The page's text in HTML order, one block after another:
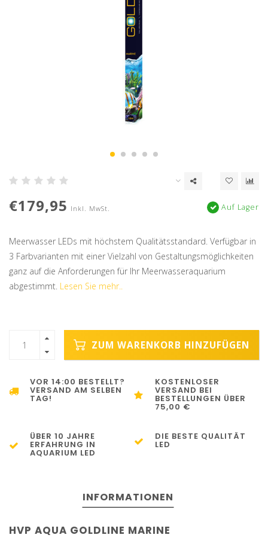
€179,95 Inkl. MwSt. Auf Lager
Meerwasser LEDs mit höchstem Qualitätsstandard. Verfügbar in
3 Farbvarianten mit einer Vielzahl von Gestaltungsmöglichkeiten
ganz auf die Anforderungen für Ihr Meerwasseraquarium
abgestimmt. Lesen Sie mehr..
ZUM WARENKORB HINZUFÜGEN
VOR 14:00 BESTELLT?
VERSAND AM SELBEN
TAG!
KOSTENLOSER
VERSAND BEI
BESTELLUNGEN ÜBER
75,00 €
ÜBER 10 JAHRE
ERFAHRUNG IN
AQUARIUM LED
DIE BESTE QUALITÄT
LED
INFORMATIONEN
HVP AQUA GOLDLINE MARINE